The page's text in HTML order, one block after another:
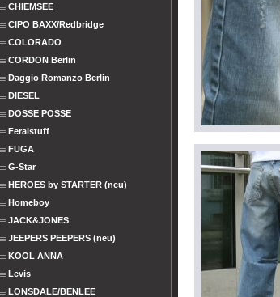
CHIEMSEE
CIPO BAXX/Redbridge
COLORADO
CORDON Berlin
Daggio Romanzo Berlin
DIESEL
DOSSE POSSE
Feralstuff
FUGA
G-Star
HEROES by STARTER (neu)
Homeboy
JACK&JONES
JEEPERS PEEPERS (neu)
KOOL ANNA
Levis
LONSDALE/BENLEE